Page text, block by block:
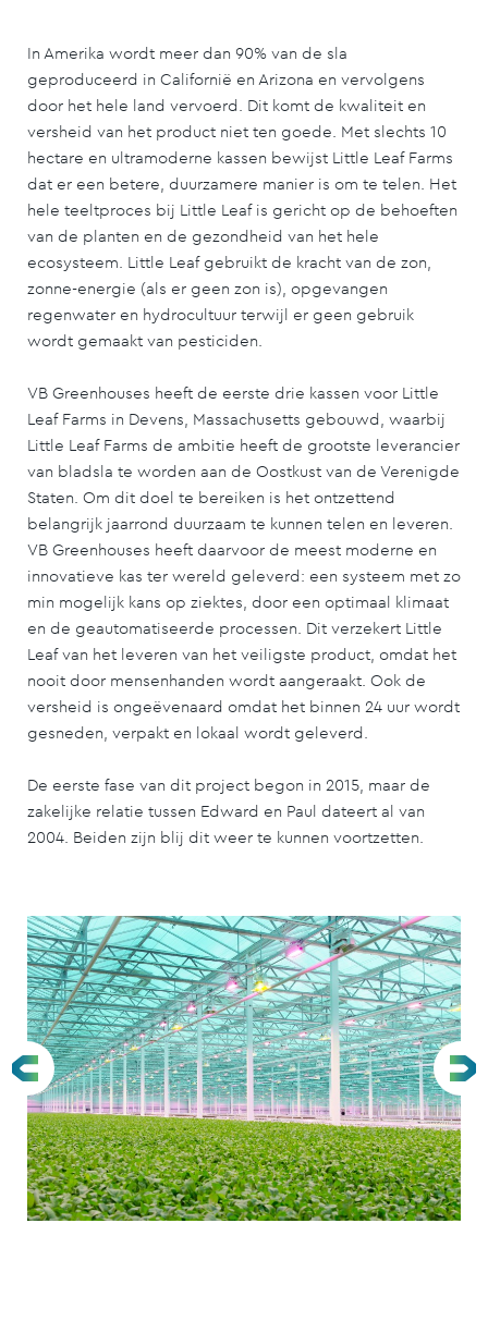
In Amerika wordt meer dan 90% van de sla
geproduceerd in Californië en Arizona en vervolgens
door het hele land vervoerd. Dit komt de kwaliteit en
versheid van het product niet ten goede. Met slechts 10
hectare en ultramoderne kassen bewijst Little Leaf Farms
dat er een betere, duurzamere manier is om te telen. Het
hele teeltproces bij Little Leaf is gericht op de behoeften
van de planten en de gezondheid van het hele
ecosysteem. Little Leaf gebruikt de kracht van de zon,
zonne-energie (als er geen zon is), opgevangen
regenwater en hydrocultuur terwijl er geen gebruik
wordt gemaakt van pesticiden.
VB Greenhouses heeft de eerste drie kassen voor Little
Leaf Farms in Devens, Massachusetts gebouwd, waarbij
Little Leaf Farms de ambitie heeft de grootste leverancier
van bladsla te worden aan de Oostkust van de Verenigde
Staten. Om dit doel te bereiken is het ontzettend
belangrijk jaarrond duurzaam te kunnen telen en leveren.
VB Greenhouses heeft daarvoor de meest moderne en
innovatieve kas ter wereld geleverd: een systeem met zo
min mogelijk kans op ziektes, door een optimaal klimaat
en de geautomatiseerde processen. Dit verzekert Little
Leaf van het leveren van het veiligste product, omdat het
nooit door mensenhanden wordt aangeraakt. Ook de
versheid is ongeëvenaard omdat het binnen 24 uur wordt
gesneden, verpakt en lokaal wordt geleverd.
De eerste fase van dit project begon in 2015, maar de
zakelijke relatie tussen Edward en Paul dateert al van
2004. Beiden zijn blij dit weer te kunnen voortzetten.